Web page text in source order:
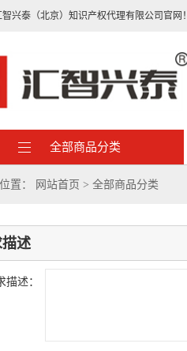
兴泰（北京）知识产权代理有限公司官网！
全部商品分类
置： 网站首页 > 全部商品分类
述
描述：